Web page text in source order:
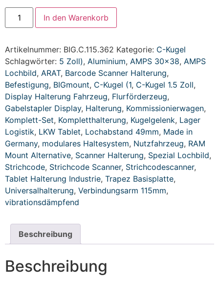
In den Warenkorb
Artikelnummer: BIG.C.115.362 Kategorie: C-Kugel
Schlagwörter: 5 Zoll), Aluminium, AMPS 30x38, AMPS
Lochbild, ARAT, Barcode Scanner Halterung,
Befestigung, BIGmount, C-Kugel (1, C-Kugel 1.5 Zoll,
Display Halterung Fahrzeug, Flurförderzeug,
Gabelstapler Display, Halterung, Kommissionierwagen,
Komplett-Set, Kompletthalterung, Kugelgelenk, Lager
Logistik, LKW Tablet, Lochabstand 49mm, Made in
Germany, modulares Haltesystem, Nutzfahrzeug, RAM
Mount Alternative, Scanner Halterung, Spezial Lochbild,
Strichcode, Strichcode Scanner, Strichcodescanner,
Tablet Halterung Industrie, Trapez Basisplatte,
Universalhalterung, Verbindungsarm 115mm,
vibrationsdämpfend
Beschreibung
Beschreibung